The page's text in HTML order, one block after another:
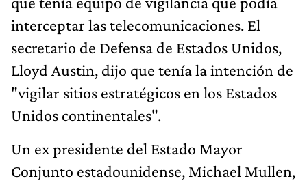
interceptar las telecomunicaciones. El
secretario de Defensa de Estados Unidos,
Lloyd Austin, dijo que tenía la intención de
"vigilar sitios estratégicos en los Estados
Unidos continentales".
Un ex presidente del Estado Mayor
Conjunto estadounidense, Michael Mullen,